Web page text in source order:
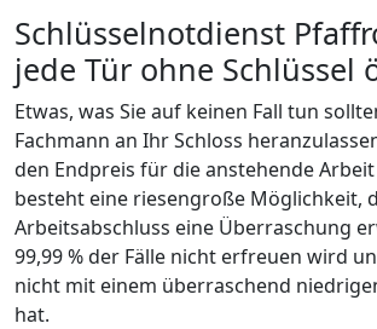
Schlüsselnotdienst
jede Tür ohne Schlüssel
Etwas, was Sie auf keinen Fall tun
Fachmann an Ihr Schloss
den Endpreis für die anstehende
besteht eine riesengroße Möglichkeit,
Arbeitsabschluss eine Überraschung
99,99 % der Fälle nicht erfreuen wird
nicht mit einem überraschend
hat.